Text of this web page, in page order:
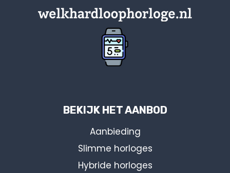
BEKIJK HET AANBOD
Aanbieding
Slimme horloges
Hybride horloges